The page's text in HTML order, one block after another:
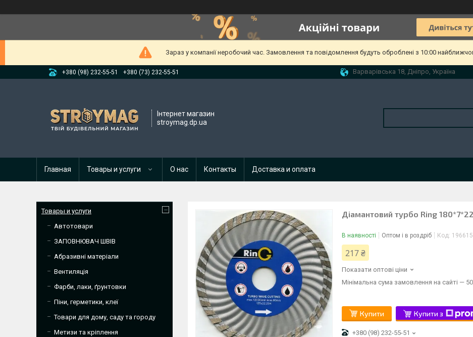
Зараз у компанії неробочий час. Замовлення та повідомлення будуть оброблені з 10:00
+380 (98) 232-55-51 +380 (73) 232-55-51 Варварівська 18, Дніпро, Україна
Інтернет магазин
stroymag.dp.ua
Главная Товары и услуги О нас Контакты Доставка и оплата
Діамантовий турбо Ring
В наявності Оптом і в роздріб Код:
217 ₴
Показати оптові ціни
Мінімальна сума замовлення на сайті —
Купити Купити з
+380 (98) 232-55-51
Товары и услуги
Автотовари
ЗАПОВНЮВАЧ ШВІВ
Абразивні матеріали
Вентиляція
Фарби, лаки, ґрунтовки
Піни, герметики, клеї
Товари для дому, саду та городу
Метизи та кріплення